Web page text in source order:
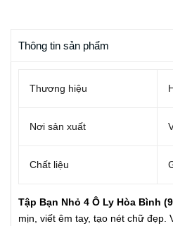
Thông tin sản phẩm
Thương hiệu
Nơi sản xuất
Chất liệu
Tập Bạn Nhỏ 4 Ô Ly Hòa Bình
mịn, viết êm tay, tạo nét chữ đẹp.